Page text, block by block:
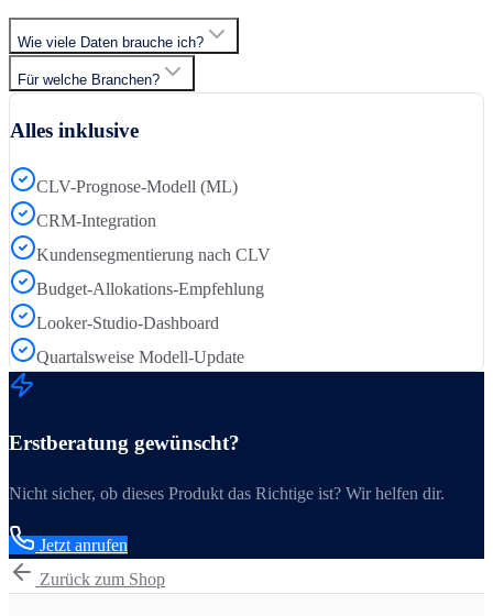
Wie viele Daten brauche ich?
Für welche Branchen?
Alles inklusive
CLV-Prognose-Modell (ML)
CRM-Integration
Kundensegmentierung nach CLV
Budget-Allokations-Empfehlung
Looker-Studio-Dashboard
Quartalsweise Modell-Update
Erstberatung gewünscht?
Nicht sicher, ob dieses Produkt das Richtige ist? Wir helfen dir.
Jetzt anrufen
Zurück zum Shop